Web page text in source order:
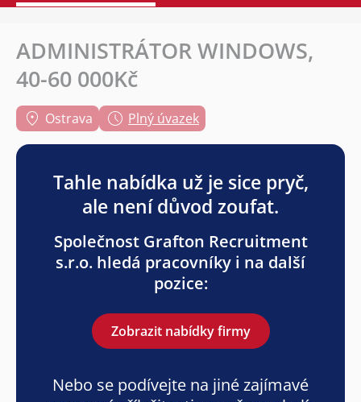
ADMINISTRÁTOR WINDOWS,
40-60 000Kč
Ostrava Plný úvazek
Tahle nabídka už je sice pryč,
ale není důvod zoufat.
Společnost Grafton Recruitment
s.r.o. hledá pracovníky i na další
pozice:
Zobrazit nabídky firmy
Nebo se podívejte na jiné zajímavé